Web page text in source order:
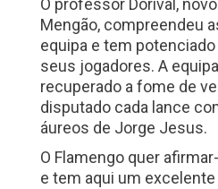
O professor Dorival,
Mengão, compreendeu
equipa e tem
seus jogadores. A
recuperado a fome de
disputado cada lance
áureos de Jorge Jesus.
O Flamengo quer
e tem aqui um